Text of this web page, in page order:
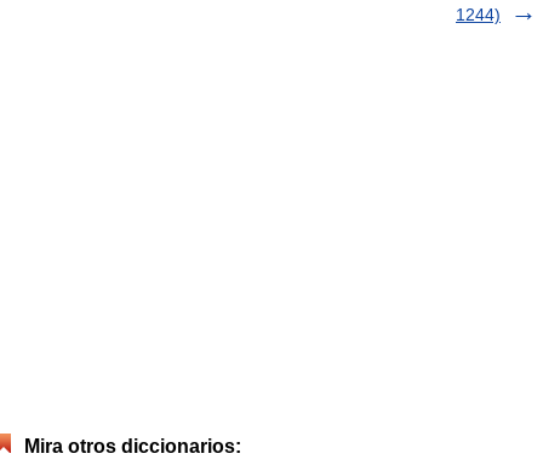
1244)
Mira otros diccionarios: